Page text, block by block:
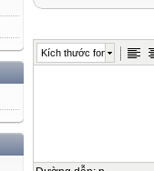
Kích thước font